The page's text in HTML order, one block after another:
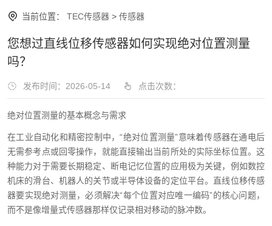
当前位置： TEC传感器 > 传感器
您想过直线位移传感器如何实现绝对位置测量
吗？
发布时间：2026-05-14 点击次数：
绝对位置测量的基本概念与需求
在工业自动化和精密控制中，“绝对位置测量”意味着传感器在通电后
无需参考点或回零操作，就能直接输出当前所处的实际坐标位置。这
种能力对于需要长期稳定、断电记忆位置的应用极为关键，例如数控
机床的滑台、机器人的关节或半导体设备的定位平台。直线位移传感
器要实现绝对测量，必须解决“每个位置对应唯一编码”的核心问题，
而不是像增量式传感器那样仅记录相对移动的脉冲数。